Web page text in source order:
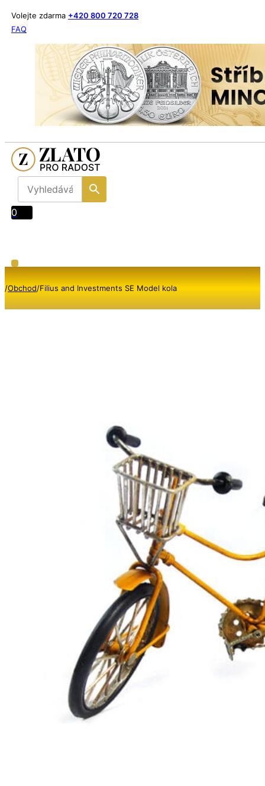
Volejte zdarma +420 800 720 728
FAQ
0
/Obchod/Filius and Investments SE Model kola